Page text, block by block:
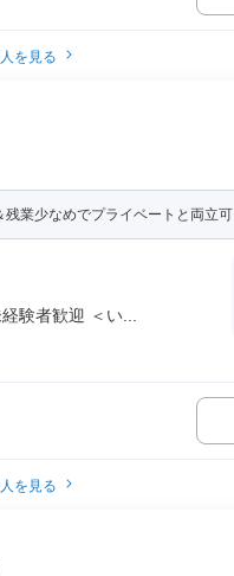
を見る
残業少なめでプライベートと両立可
験者歓迎 ＜い...
を見る